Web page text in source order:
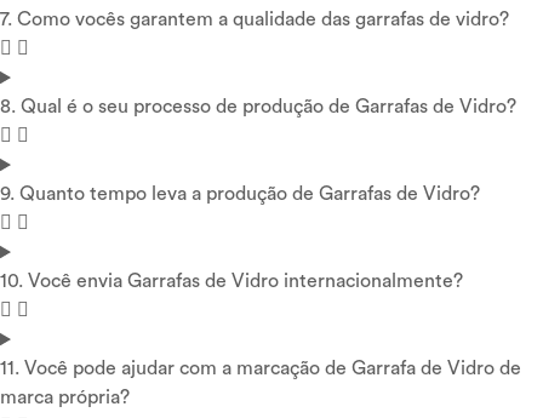
7. Como vocês garantem a qualidade das garrafas de vidro?
8. Qual é o seu processo de produção de Garrafas de Vidro?
9. Quanto tempo leva a produção de Garrafas de Vidro?
10. Você envia Garrafas de Vidro internacionalmente?
11. Você pode ajudar com a marcação de Garrafa de Vidro de
marca própria?